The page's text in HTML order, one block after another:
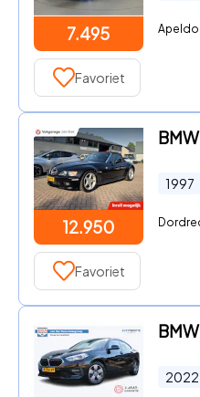
7.495
Favoriet
12.950
1997
Favoriet
2022